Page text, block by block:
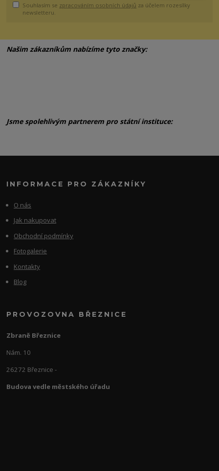
Souhlasím se zpracováním osobních údajů za účelem rozesílky
newsletteru.
Našim zákazníkům nabízíme tyto značky:
Jsme spolehlivým partnerem pro státní instituce:
INFORMACE PRO ZÁKAZNÍKY
O nás
Jak nakupovat
Obchodní podmínky
Fotogalerie
Kontakty
Blog
PROVOZOVNA BŘEZNICE
Zbraně Březnice
Nám. 10
26272 Březnice -
Budova vedle městského úřadu